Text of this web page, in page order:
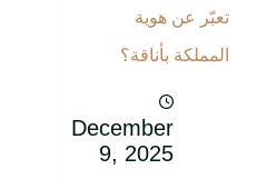
تعبّر عن هوية
المملكة بأناقة؟
December
9, 2025